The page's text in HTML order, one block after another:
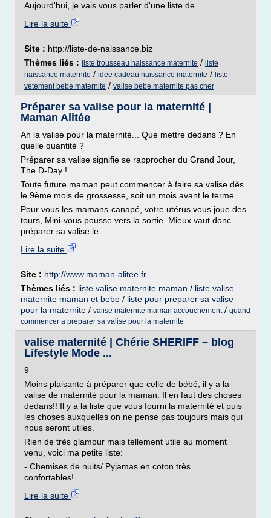
Aujourd'hui, je vais vous parler d'une liste de...
Lire la suite
Site : http://liste-de-naissance.biz
Thèmes liés : liste trousseau naissance maternite / liste
naissance maternite / idee cadeau naissance maternite / liste
vetement bebe maternite / valise bebe maternite pas cher
Préparer sa valise pour la maternité |
Maman Alitée
Ah la valise pour la maternité... Que mettre dedans ? En
quelle quantité ?
Préparer sa valise signifie se rapprocher du Grand Jour,
The D-Day !
Toute future maman peut commencer à faire sa valise dès
le 9ème mois de grossesse, soit un mois avant le terme.
Pour vous les mamans-canapé, votre utérus vous joue des
tours, Mini-vous pousse vers la sortie. Mieux vaut donc
préparer sa valise le...
Lire la suite
Site : http://www.maman-alitee.fr
Thèmes liés : liste valise maternite maman / liste valise
maternite maman et bebe / liste pour preparer sa valise
pour la maternite / valise maternite maman accouchement/ quand
commencer a preparer sa valise pour la maternite
valise maternité | Chérie SHERIFF – blog
Lifestyle Mode ...
9
Moins plaisante à préparer que celle de bébé, il y a la
valise de maternité pour la maman. Il en faut des choses
dedans!! Il y a la liste que vous fourni la maternité et puis
les choses auxquelles on ne pense pas toujours mais qui
nous seront utiles.
Rien de très glamour mais tellement utile au moment
venu, voici ma petite liste:
- Chemises de nuits/ Pyjamas en coton très
confortables!...
Lire la suite